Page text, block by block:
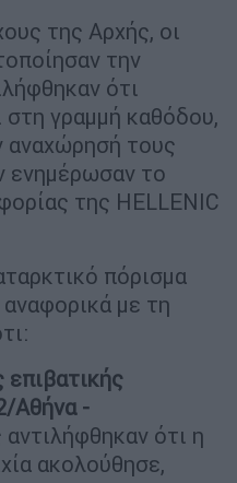
της Αρχής, οι
την
ότι
στη γραμμή καθόδου,
αναχώρησή τους
ενημέρωσαν το
της HELLENIC
πόρισμα
με τη
επιβατικής
Αθήνα -
αντιλήφθηκαν ότι η
ακολούθησε,